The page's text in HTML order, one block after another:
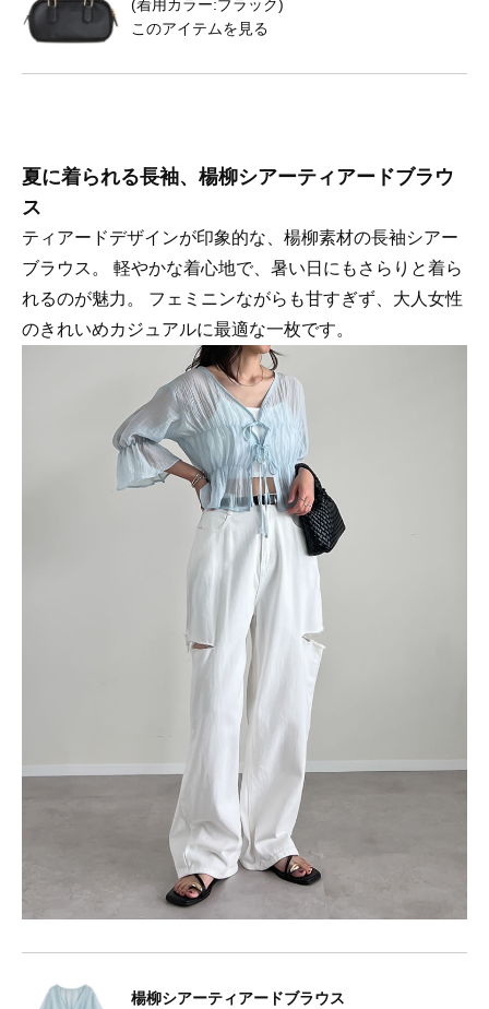
(着用カラー:ブラック)
このアイテムを見る
夏に着られる長袖、楊柳シアーティアードブラウ
ス
ティアードデザインが印象的な、楊柳素材の長袖シアー
ブラウス。 軽やかな着心地で、暑い日にもさらりと着ら
れるのが魅力。 フェミニンながらも甘すぎず、大人女性
のきれいめカジュアルに最適な一枚です。
楊柳シアーティアードブラウス